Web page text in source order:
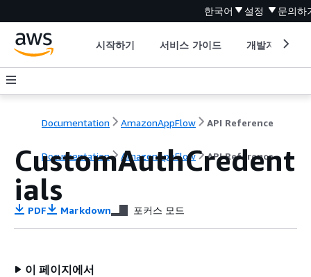
한국어 설정 문의하
시작하기 서비스 가이드 개발자 도구
Documentation AmazonAppFlow API Reference
Documentation AmazonAppFlow API Reference
CustomAuthCredent
ials
PDF Markdown 포커스 모드
이 페이지에서